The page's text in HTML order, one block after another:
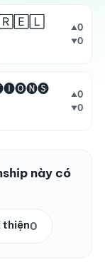
▲0
▼0
▲0
▼0
này có
thiện0